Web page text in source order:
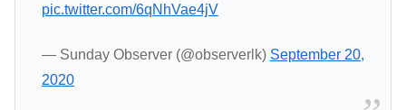
pic.twitter.com/6qNhVae4jV
— Sunday Observer (@observerlk) September 20,
2020